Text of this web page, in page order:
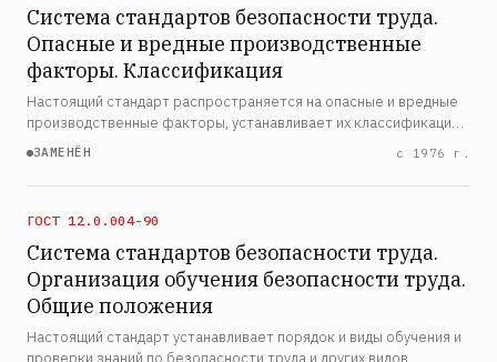
Система стандартов безопасности труда.
Опасные и вредные производственные
факторы. Классификация
Настоящий стандарт распространяется на опасные и вредные
производственные факторы, устанавливает их классификацию
и содержит особенности разработки стандартов ССБТ на
ЗАМЕНЁН с 1976 г.
ГОСТ 12.0.004-90
Система стандартов безопасности труда.
Организация обучения безопасности труда.
Общие положения
Настоящий стандарт устанавливает порядок и виды обучения и
проверки знаний по безопасности труда и других видов